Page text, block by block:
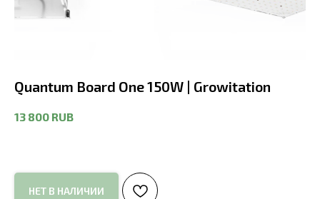
Quantum Board One 150W | Growitation
13 800 RUB
НЕТ В НАЛИЧИИ